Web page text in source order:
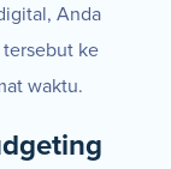
Anda
ke
waktu.